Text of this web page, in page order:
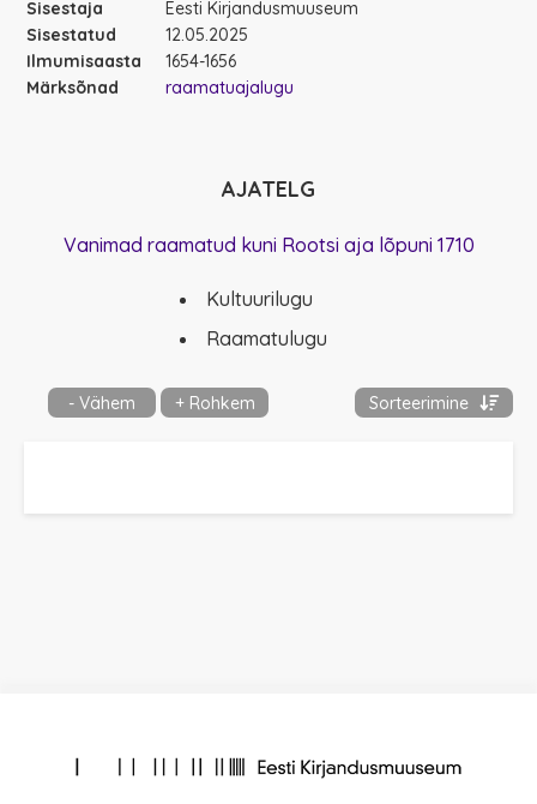
Sisestaja
Eesti Kirjandusmuuseum
Sisestatud
12.05.2025
Ilmumisaasta
1654-1656
Märksõnad
raamatuajalugu
AJATELG
Vanimad raamatud kuni Rootsi aja lõpuni 1710
Kultuurilugu
Raamatulugu
- Vähem + Rohkem Sorteerimine